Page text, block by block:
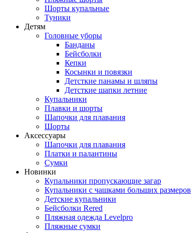
Шорты купальные
Туники
Детям
Головные уборы
Банданы
Бейсболки
Кепки
Косынки и повязки
Детсткие панамы и шляпы
Детсткие шапки летние
Купальники
Плавки и шорты
Шапочки для плавания
Шорты
Аксессуары
Шапочки для плавания
Платки и палантины
Сумки
Новинки
Купальники пропускающие загар
Купальники с чашками больших размеров
Детские купальники
Бейсболки Rered
Пляжная одежда Levelpro
Пляжные сумки